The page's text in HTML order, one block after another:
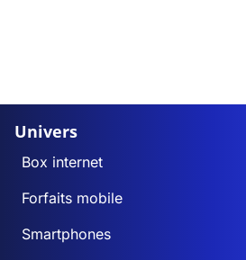
Univers
Box internet
Forfaits mobile
Smartphones